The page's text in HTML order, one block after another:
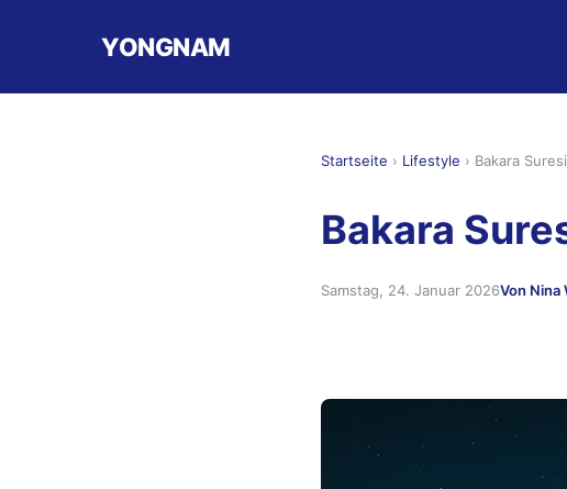
YONGNAM
Startseite › Lifestyle › Bakara
Bakara
Samstag, 24. Januar 2026Von Nina